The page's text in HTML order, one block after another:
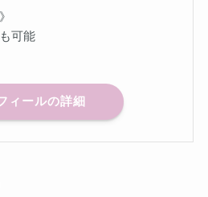
可能
ィールの詳細